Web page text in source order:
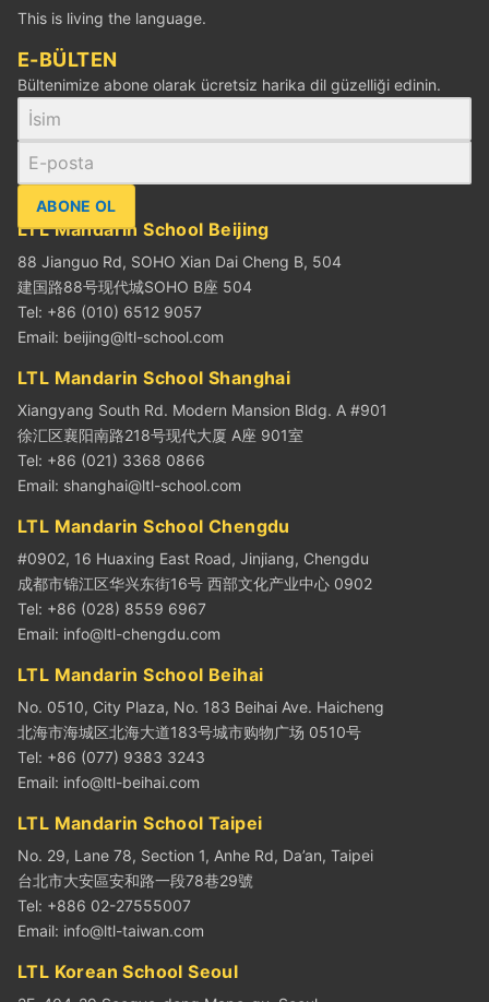
This is living the language.
E-BÜLTEN
Bültenimize abone olarak ücretsiz harika dil güzelliği edinin.
ABONE OL
LTL Mandarin School Beijing
88 Jianguo Rd, SOHO Xian Dai Cheng B, 504
建国路88号现代城SOHO B座 504
Tel: +86 (010) 6512 9057
Email: beijing@ltl-school.com
LTL Mandarin School Shanghai
Xiangyang South Rd. Modern Mansion Bldg. A #901
徐汇区襄阳南路218号现代大厦 A座 901室
Tel: +86 (021) 3368 0866
Email: shanghai@ltl-school.com
LTL Mandarin School Chengdu
#0902, 16 Huaxing East Road, Jinjiang, Chengdu
成都市锦江区华兴东街16号 西部文化产业中心 0902
Tel: +86 (028) 8559 6967
Email: info@ltl-chengdu.com
LTL Mandarin School Beihai
No. 0510, City Plaza, No. 183 Beihai Ave. Haicheng
北海市海城区北海大道183号城市购物广场 0510号
Tel: +86 (077) 9383 3243
Email: info@ltl-beihai.com
LTL Mandarin School Taipei
No. 29, Lane 78, Section 1, Anhe Rd, Da’an, Taipei
台北市大安區安和路一段78巷29號
Tel: +886 02-27555007
Email: info@ltl-taiwan.com
LTL Korean School Seoul